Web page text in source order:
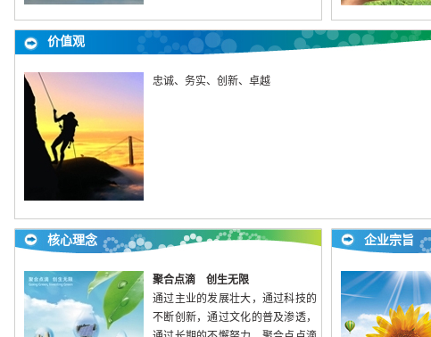
价值观
忠诚、务实、创新、卓越
核心理念
聚合点滴 创生无限
通过主业的发展壮大，通过科技的
不断创新，通过文化的普及渗透，
企业宗旨